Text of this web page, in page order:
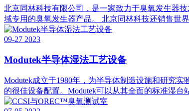
北京同林科技有限公司，是一家致力于臭氧发生器
域专用的臭氧发生器产品。 北京同林科技还销售世
09-27 2023
Modutek半导体湿法工艺设备
Modutek成立于1980年，为半导体制造设施和研究
的很佳设备配置。Modutek可以从其全面的标准湿